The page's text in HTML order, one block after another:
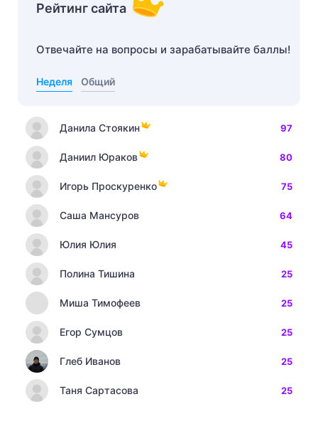
Рейтинг сайта
Отвечайте на вопросы и зарабатывайте баллы!
Неделя Общий
Данила Стоякин 97
Даниил Юраков 80
Игорь Проскуренко 75
Саша Мансуров 64
Юлия Юлия 45
Полина Тишина 25
Миша Тимофеев 25
Егор Сумцов 25
Глеб Иванов 25
Таня Сартасова 25